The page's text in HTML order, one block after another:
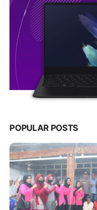
POPULAR POSTS